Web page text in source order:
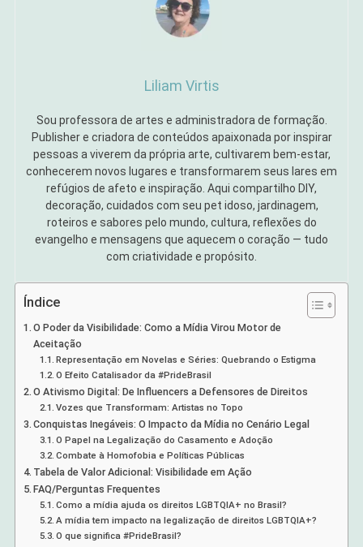
Liliam Virtis
Sou professora de artes e administradora de formação.
Publisher e criadora de conteúdos apaixonada por inspirar
pessoas a viverem da própria arte, cultivarem bem-estar,
conhecerem novos lugares e transformarem seus lares em
refúgios de afeto e inspiração. Aqui compartilho DIY,
decoração, cuidados com seu pet idoso, jardinagem,
roteiros e sabores pelo mundo, cultura, reflexões do
evangelho e mensagens que aquecem o coração — tudo
com criatividade e propósito.
Índice
O Poder da Visibilidade: Como a Mídia Virou Motor de
Aceitação
Representação em Novelas e Séries: Quebrando o Estigma
O Efeito Catalisador da #PrideBrasil
O Ativismo Digital: De Influencers a Defensores de Direitos
Vozes que Transformam: Artistas no Topo
Conquistas Inegáveis: O Impacto da Mídia no Cenário Legal
O Papel na Legalização do Casamento e Adoção
Combate à Homofobia e Políticas Públicas
Tabela de Valor Adicional: Visibilidade em Ação
FAQ/Perguntas Frequentes
Como a mídia ajuda os direitos LGBTQIA+ no Brasil?
A mídia tem impacto na legalização de direitos LGBTQIA+?
O que significa #PrideBrasil?